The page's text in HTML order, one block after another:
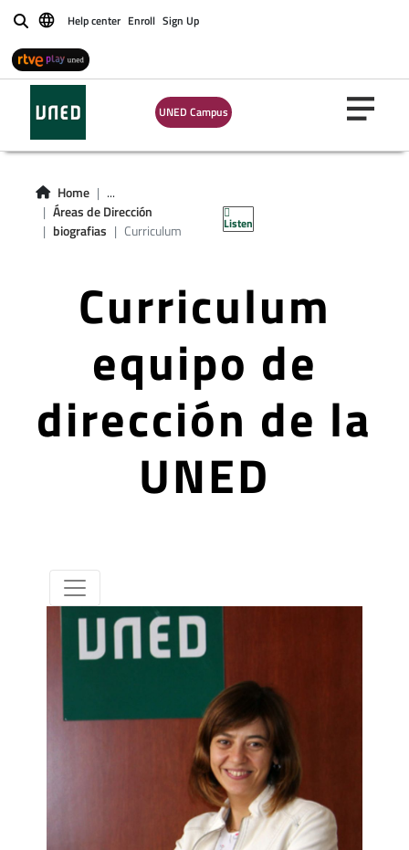
BuscarHelp center Enroll Sign Up
UNED Campus
Home
...
Áreas de Dirección
biografias
Curriculum Listen
Curriculum
equipo de
dirección de la
UNED